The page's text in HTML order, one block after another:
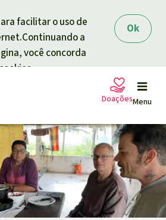
Ok
facilitar o uso de
a
você concorda
Menu
Doações
doação ajuda
geral